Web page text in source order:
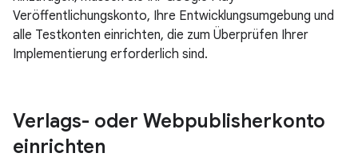
Veröffentlichungskonto, Ihre Entwicklungsumgebung und
alle Testkonten einrichten, die zum Überprüfen Ihrer
Implementierung erforderlich sind.
Verlags- oder Webpublisherkonto
einrichten